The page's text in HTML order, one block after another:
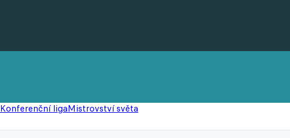
Konferenční ligaMistrovství světa